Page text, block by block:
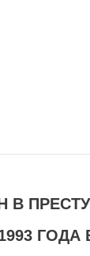
В
ГОДА